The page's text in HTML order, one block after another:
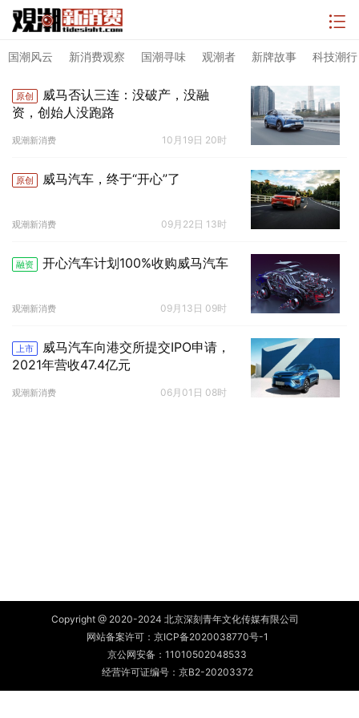
国潮风云 新消费观察 国潮寻味 观潮者 新牌故事 科技潮行
原创
威马否认三连：没破产，没融
资，创始人没跑路
观潮新消费 10月19日 20时
原创 威马汽车，终于“开心”了
观潮新消费 09月22日 13时
融资 开心汽车计划100%收购威马汽车
观潮新消费 09月13日 09时
上市
威马汽车向港交所提交IPO申请，
2021年营收47.4亿元
观潮新消费 06月01日 08时
Copyright @ 2020-2024 北京深刻青年文化传媒有限公司
网站备案许可： 京ICP备2020038770号-1
京公网安备： 11010502048533
经营许可证编号：京B2-20203372